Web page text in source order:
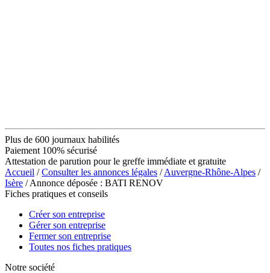
Plus de 600 journaux habilités
Paiement 100% sécurisé
Attestation de parution pour le greffe immédiate et gratuite
Accueil /Consulter les annonces légales /Auvergne-Rhône-Alpes /
Isère / Annonce déposée : BATI RENOV
Fiches pratiques et conseils
Créer son entreprise
Gérer son entreprise
Fermer son entreprise
Toutes nos fiches pratiques
Notre société